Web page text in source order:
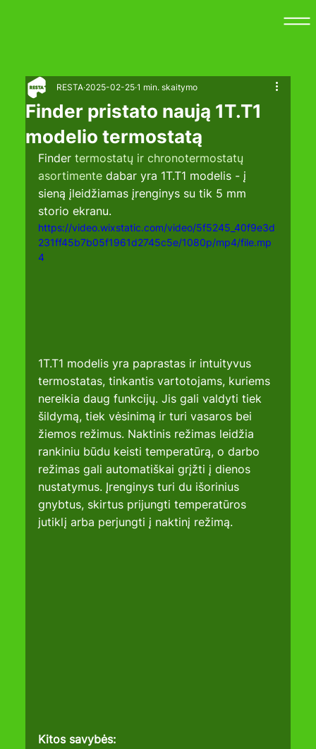
Finder pristato naują 1T.T1
modelio termostatą
RESTA 2025-02-25 1 min. skaitymo
Finder termostatų ir chronotermostatų
asortimente dabar yra 1T.T1 modelis - į
sieną įleidžiamas įrenginys su tik 5 mm
storio ekranu.
https://video.wixstatic.com/video/5f5245_40f9e3d
231ff45b7b05f1961d2745c5e/1080p/mp4/file.mp
4
1T.T1 modelis yra paprastas ir intuityvus
termostatas, tinkantis vartotojams, kuriems
nereikia daug funkcijų. Jis gali valdyti tiek
šildymą, tiek vėsinimą ir turi vasaros bei
žiemos režimus. Naktinis režimas leidžia
rankiniu būdu keisti temperatūrą, o darbo
režimas gali automatiškai grįžti į dienos
nustatymus. Įrenginys turi du išorinius
gnybtus, skirtus prijungti temperatūros
jutiklį arba perjungti į naktinį režimą.
Kitos savybės: